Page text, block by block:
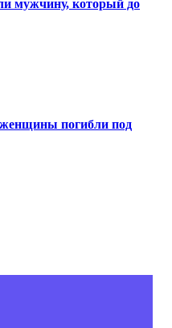
мужчину, который до
погибли под